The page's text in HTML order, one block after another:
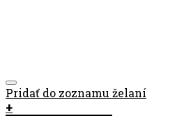
Pridať do zoznamu želaní
+